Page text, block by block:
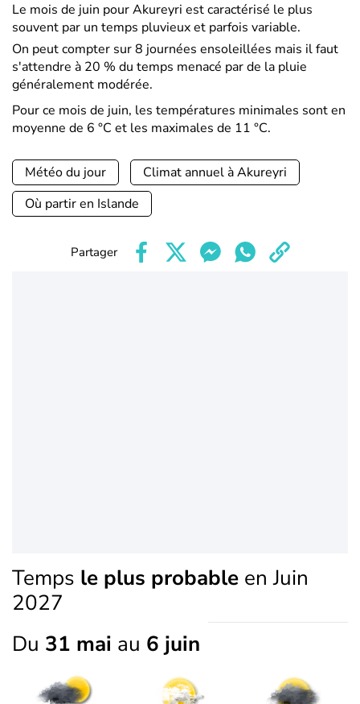
Le mois de juin pour Akureyri est caractérisé le plus
souvent par un temps pluvieux et parfois variable.
On peut compter sur 8 journées ensoleillées mais il faut
s'attendre à 20 % du temps menacé par de la pluie
généralement modérée.
Pour ce mois de juin, les températures minimales sont en
moyenne de 6 °C et les maximales de 11 °C.
Météo du jour
Climat annuel à Akureyri
Où partir en Islande
Partager
Temps le plus probable en Juin
2027
Du 31 mai au 6 juin